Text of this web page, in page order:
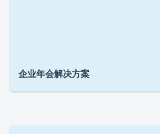
企业年会解决方案